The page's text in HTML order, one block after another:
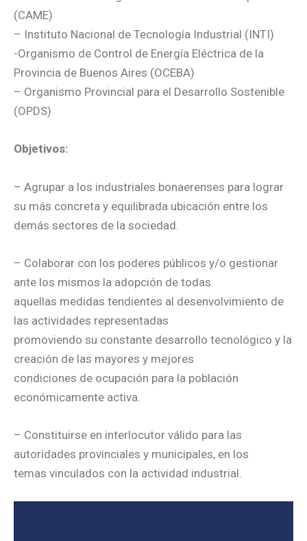
(CAME)
– Instituto Nacional de Tecnología Industrial (INTI)
-Organismo de Control de Energía Eléctrica de la
Provincia de Buenos Aires (OCEBA)
– Organismo Provincial para el Desarrollo Sostenible
(OPDS)
Objetivos:
– Agrupar a los industriales bonaerenses para lograr
su más concreta y equilibrada ubicación entre los
demás sectores de la sociedad.
– Colaborar con los poderes públicos y/o gestionar
ante los mismos la adopción de todas
aquellas medidas tendientes al desenvolvimiento de
las actividades representadas
promoviendo su constante desarrollo tecnológico y la
creación de las mayores y mejores
condiciones de ocupación para la población
económicamente activa.
– Constituirse en interlocutor válido para las
autoridades provinciales y municipales, en los
temas vinculados con la actividad industrial.